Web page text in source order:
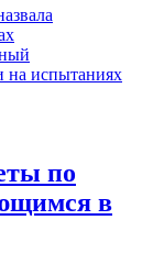
на испытаниях
по
в